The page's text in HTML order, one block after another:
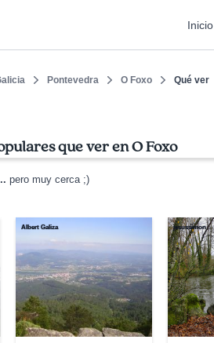
Inicio
Pontevedra O Foxo Qué ver
que ver en O Foxo
pero muy cerca ;)
Albert Galiza jesussimon